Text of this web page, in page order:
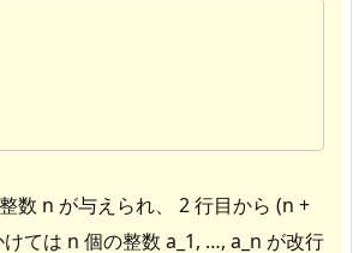
数 n が与えられ、 2 行目から (n +
ては n 個の整数 a_1, …, a_n が改行